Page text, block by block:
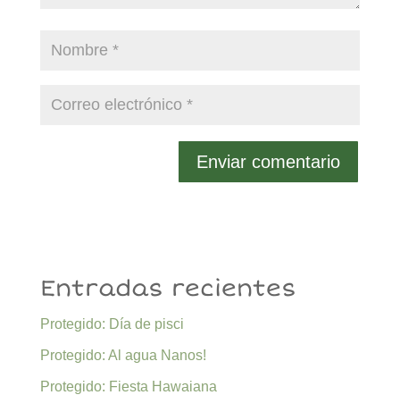
Entradas recientes
Protegido: Día de pisci
Protegido: Al agua Nanos!
Protegido: Fiesta Hawaiana